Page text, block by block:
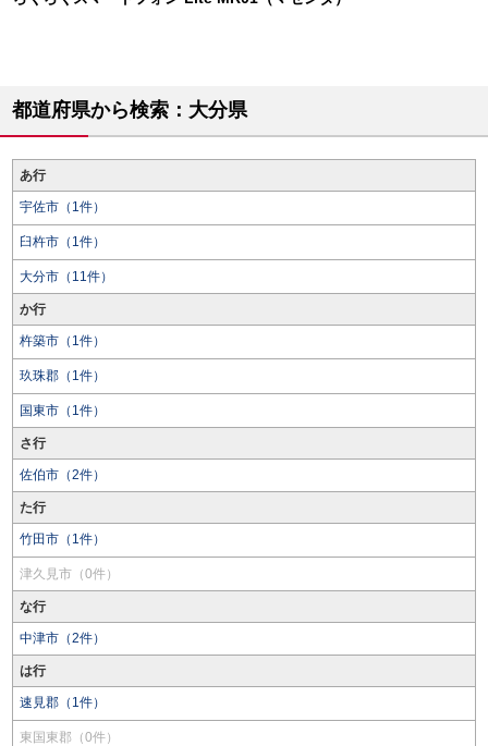
都道府県から検索：大分県
あ行
宇佐市（1件）
臼杵市（1件）
大分市（11件）
か行
杵築市（1件）
玖珠郡（1件）
国東市（1件）
さ行
佐伯市（2件）
た行
竹田市（1件）
津久見市（0件）
な行
中津市（2件）
は行
速見郡（1件）
東国東郡（0件）